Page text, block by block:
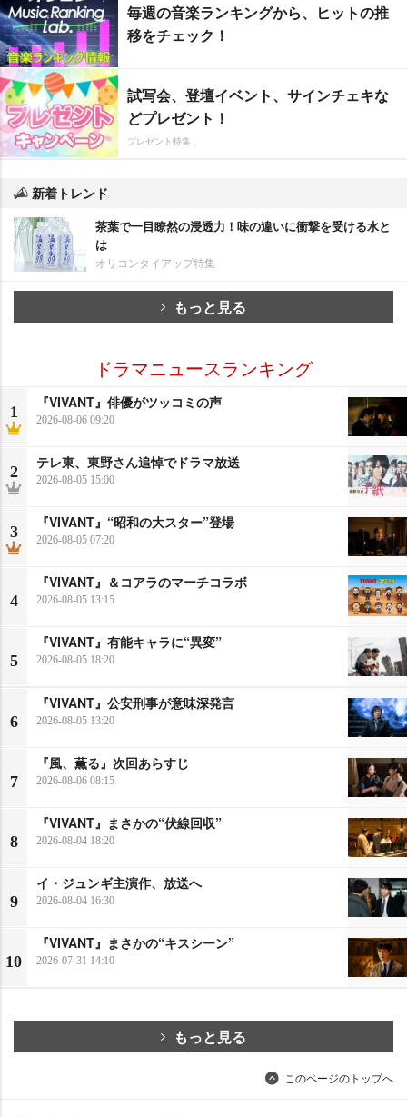
毎週の音楽ランキングから、ヒットの推
移をチェック！
試写会、登壇イベント、サインチェキな
どプレゼント！
プレゼント特集
新着トレンド
茶葉で一目瞭然の浸透力！味の違いに衝撃を受ける水と
は
オリコンタイアップ特集
もっと見る
ドラマニュースランキング
1
『VIVANT』俳優がツッコミの声
2026-08-06 09:20
2
テレ東、東野さん追悼でドラマ放送
2026-08-05 15:00
3
『VIVANT』“昭和の大スター”登場
2026-08-05 07:20
4
『VIVANT』＆コアラのマーチコラボ
2026-08-05 13:15
5
『VIVANT』有能キャラに“異変”
2026-08-05 18:20
6
『VIVANT』公安刑事が意味深発言
2026-08-05 13:20
7
『風、薫る』次回あらすじ
2026-08-06 08:15
8
『VIVANT』まさかの“伏線回収”
2026-08-04 18:20
9
イ・ジュンギ主演作、放送へ
2026-08-04 16:30
10
『VIVANT』まさかの“キスシーン”
2026-07-31 14:10
もっと見る
このページのトップへ